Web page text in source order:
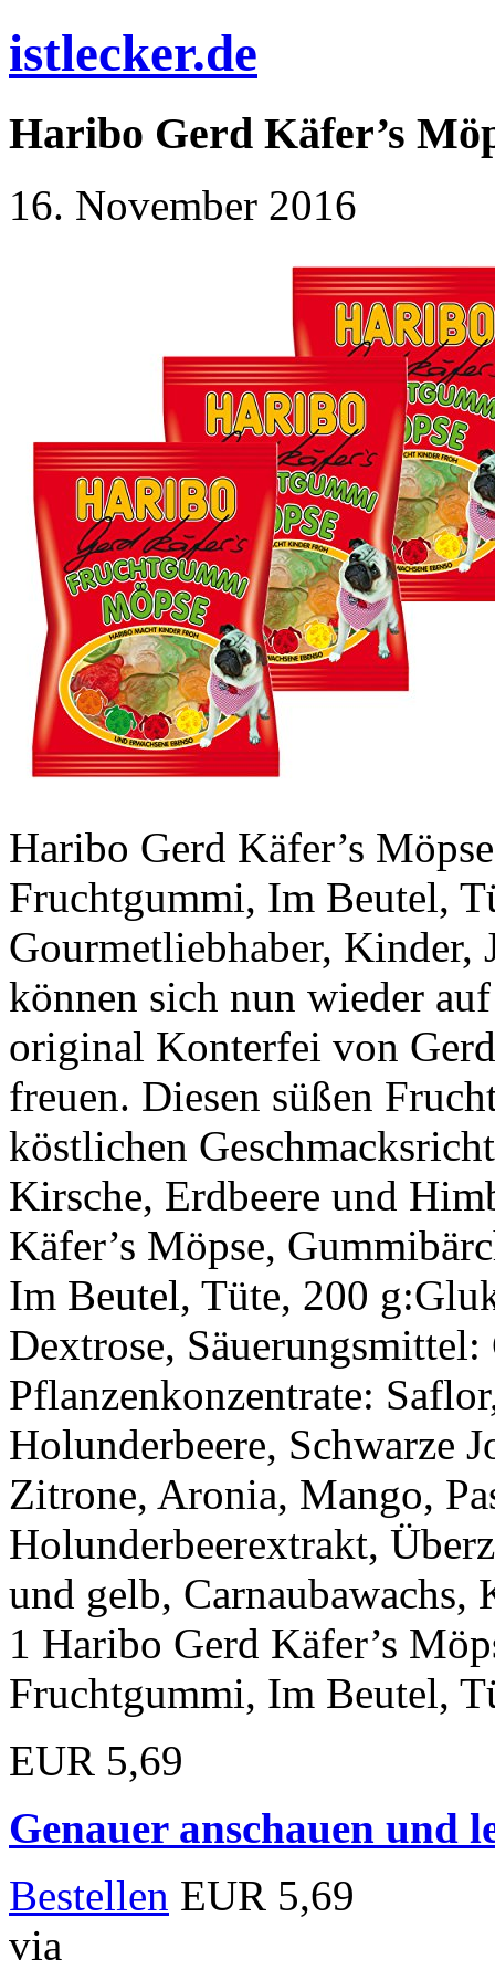
istlecker.de
Haribo Gerd Käfer’s
16. November 2016
Haribo Gerd Käfer’s
Fruchtgummi, Im Beutel,
Gourmetliebhaber, Kinder,
können sich nun wieder
original Konterfei von
freuen. Diesen süßen
köstlichen
Kirsche, Erdbeere und
Käfer’s Möpse,
Im Beutel, Tüte, 200
Dextrose,
Pflanzenkonzentrate:
Holunderbeere, Schwarze
Zitrone, Aronia, Mango,
Holunderbeerextrakt,
und gelb,
1 Haribo Gerd Käfer’s
Fruchtgummi, Im Beutel,
EUR 5,69
Genauer anschauen und
Bestellen EUR 5,69
via